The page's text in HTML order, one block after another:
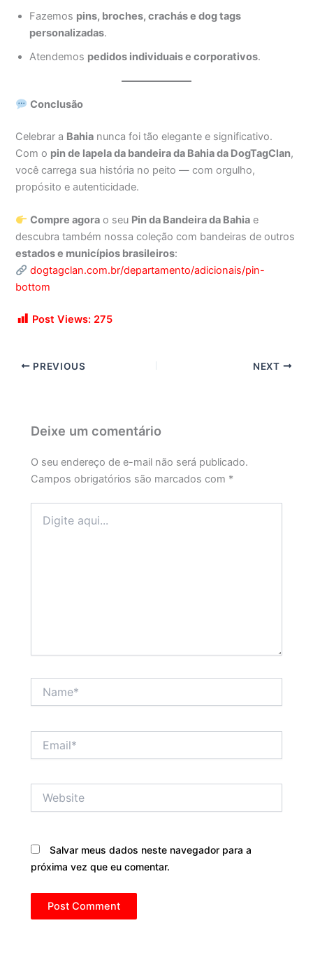
Fazemos pins, broches, crachás e dog tags
personalizadas.
Atendemos pedidos individuais e corporativos.
Conclusão
Celebrar a Bahia nunca foi tão elegante e significativo.
Com o pin de lapela da bandeira da Bahia da DogTagClan,
você carrega sua história no peito — com orgulho,
propósito e autenticidade.
Compre agora o seu Pin da Bandeira da Bahia e
descubra também nossa coleção com bandeiras de outros
estados e municípios brasileiros:
dogtagclan.com.br/departamento/adicionais/pin-
bottom
Post Views: 275
PREVIOUS NEXT
Deixe um comentário
O seu endereço de e-mail não será publicado.
Campos obrigatórios são marcados com *
aqui...
Salvar meus dados neste navegador para a
próxima vez que eu comentar.